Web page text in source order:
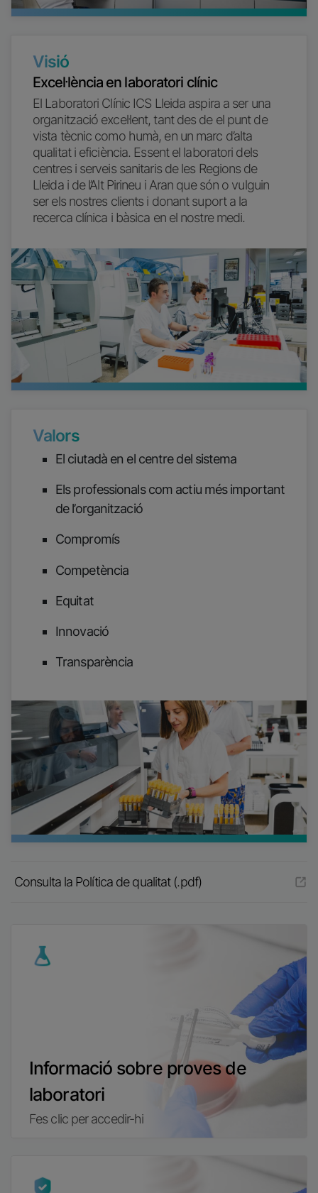
Visió
Excel·lència en laboratori clínic
El Laboratori Clínic ICS Lleida aspira a ser una
organització excel·lent, tant des de el punt de
vista tècnic como humà, en un marc d’alta
qualitat i eficiència. Essent el laboratori dels
centres i serveis sanitaris de les Regions de
Lleida i de l’Alt Pirineu i Aran que són o vulguin
ser els nostres clients i donant suport a la
recerca clínica i bàsica en el nostre medi.
Valors
El ciutadà en el centre del sistema
Els professionals com actiu més important
de l’organització
Compromís
Competència
Equitat
Innovació
Transparència
Consulta la Política de qualitat (.pdf)
Imatge
Informació sobre proves de
laboratori
Fes clic per accedir-hi
Imatge